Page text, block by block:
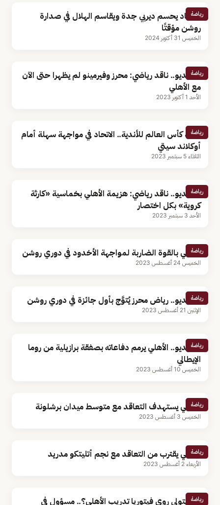
رياضة
الاتحاد يحسم ديربي جدة ويقاسم الهلال في صدارة
روشن مؤقتًا
الخميس 31 أكتوبر 2024
رياضة
بالفيديو.. ناقد رياضي: محرز وفيرمينو لم يظهرا حتى الآن
مع الأهلي
الأحد 1 أكتوبر 2023
رياضة
قرعة كأس العالم للأندية.. الاتحاد في مواجهة سهلة أمام
أوكلاند سيتي
الثلاثاء 5 سبتمبر 2023
رياضة
بالفيديو.. ناقد رياضي: هزيمة الأهلي بخماسية «كارثة
كروية» بكل اختصار
الأحد 3 سبتمبر 2023
رياضة
الأهلي بالقوة الضاربة لمواجهة الأخدود في دوري روشن
الخميس 24 أغسطس 2023
رياضة
بالفيديو.. رياض محرز يُتوَّج بأول جائزة في دوري روشن
الإثنين 21 أغسطس 2023
رياضة
بالفيديو.. الأهلي يرمم دفاعاته بصفقة برازيلية من روما
الإيطالي
الخميس 10 أغسطس 2023
رياضة
الأهلي يستهدف التعاقد مع متوسط ميدان برشلونة
الخميس 3 أغسطس 2023
رياضة
الأهلي يقترب من التعاقد مع نجم أتليتكو مدريد
الأربعاء 2 أغسطس 2023
رياضة
هل يتولى روي فيتوريا تدريب الأهلي؟.. مسؤول في